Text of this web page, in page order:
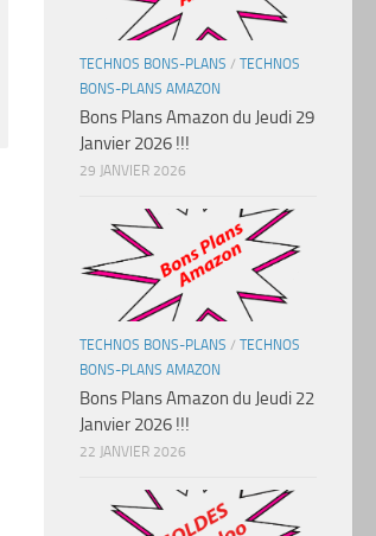
TECHNOS BONS-PLANS / TECHNOS
BONS-PLANS AMAZON
Bons Plans Amazon du Jeudi 29
Janvier 2026 !!!
29 JANVIER 2026
TECHNOS BONS-PLANS / TECHNOS
BONS-PLANS AMAZON
Bons Plans Amazon du Jeudi 22
Janvier 2026 !!!
22 JANVIER 2026